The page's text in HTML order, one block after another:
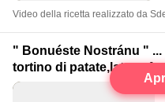
Video della ricetta realizzato da
" Bonuéste Nostránu " ...
tortino di patate,latte e